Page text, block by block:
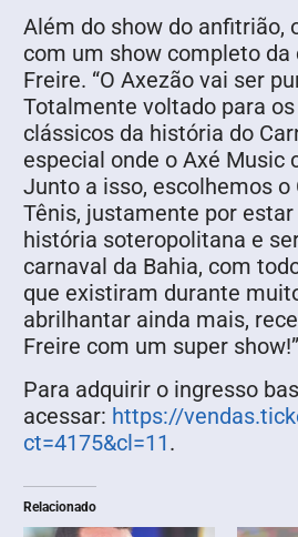
Além do show do anfitrião,
com um show completo da
Freire. “O Axezão vai ser
Totalmente voltado para
clássicos da história do
especial onde o Axé Music
Junto a isso, escolhemos o
Tênis, justamente por
história soteropolitana e
carnaval da Bahia, com
que existiram durante
abrilhantar ainda mais,
Freire com um super
Para adquirir o ingresso
acessar: https://
ct=4175&cl=11.
Relacionado